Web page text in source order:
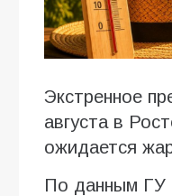
Экстренное
августа в
ожидается
По данным